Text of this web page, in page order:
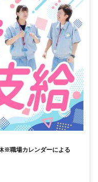
※職場カレンダーによる